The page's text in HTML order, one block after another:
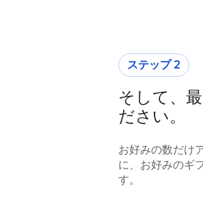
ステップ 2
そして、
ださい。
お好みの数だけ
に、お好みのギ
す。